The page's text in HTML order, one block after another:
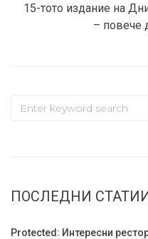
15-тото издание на
– повече
ПОСЛЕДНИ
Protected: Интересни